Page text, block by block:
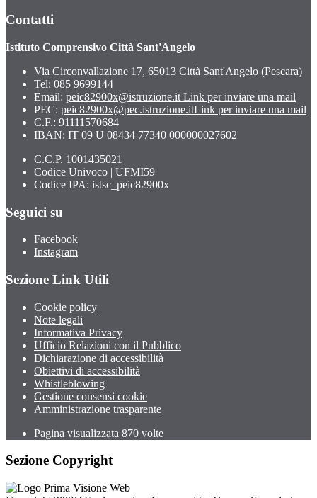
Contatti
Istituto Comprensivo Città Sant'Angelo
Via Circonvallazione 17, 65013 Città Sant'Angelo (Pescara)
Tel: 085 9699144
Email: peic82900x@istruzione.it Link per inviare una mail
PEC: peic82900x@pec.istruzione.itLink per inviare una mail
C.F.: 91111570684
IBAN: IT 09 U 08434 77340 000000027602
C.C.P. 1001435021
Codice Univoco | UFMI59
Codice IPA: istsc_peic82900x
Seguici su
Facebook
Instagram
Sezione Link Utili
Cookie policy
Note legali
Informativa Privacy
Ufficio Relazioni con il Pubblico
Dichiarazione di accessibilità
Obiettivi di accessibilità
Whistleblowing
Gestione consensi cookie
Amministrazione trasparente
Pagina visualizzata 870 volte
Sezione Copyright